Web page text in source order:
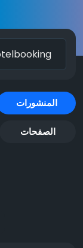
المنشورات
الصفحات